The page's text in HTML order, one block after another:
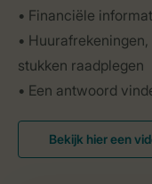
• Financiële
•
stukken raadplegen
• Een antwoord
Bekijk hier een